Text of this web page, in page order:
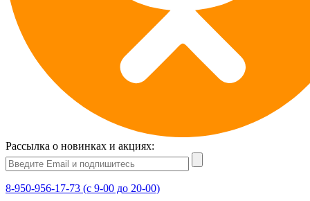
Рассылка о новинках и акциях:
8-950-956-17-73 (с 9-00 до 20-00)